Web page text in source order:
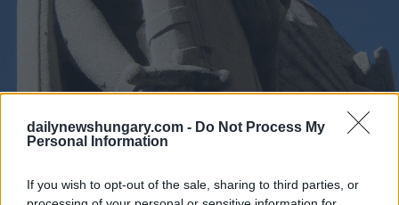
dailynewshungary.com - Do Not Process My
Personal Information
If you wish to opt-out of the sale, sharing to third parties, or